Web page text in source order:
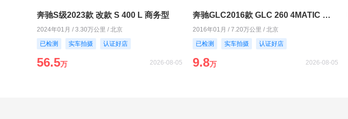
奔驰S级2023款 改款 S 400 L 商务型
2024年01月 / 3.30万公里 / 北京
已检测
实车拍摄 认证好店
56.5万 2026-08-05
奔驰GLC2016款 GLC 260 4MATIC 动感型
2016年01月 / 7.20万公里 / 北京
已检测
实车拍摄 认证好店
9.8万 2026-08-05